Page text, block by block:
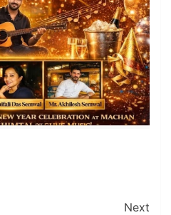
Next